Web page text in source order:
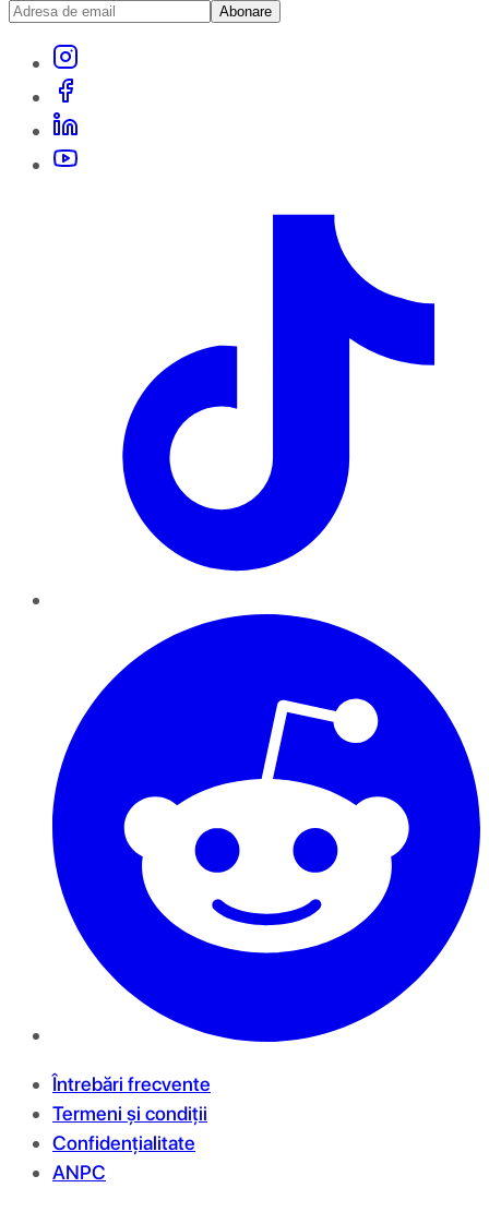
Abonare
Întrebări frecvente
Termeni și condiții
Confidențialitate
ANPC